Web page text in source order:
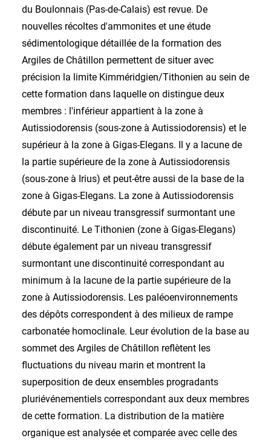
du Boulonnais (Pas-de-Calais) est revue. De
nouvelles récoltes d'ammonites et une étude
sédimentologique détaillée de la formation des
Argiles de Châtillon permettent de situer avec
précision la limite Kimméridgien/Tithonien au sein de
cette formation dans laquelle on distingue deux
membres : l'inférieur appartient à la zone à
Autissiodorensis (sous-zone à Autissiodorensis) et le
supérieur à la zone à Gigas-Elegans. Il y a lacune de
la partie supérieure de la zone à Autissiodorensis
(sous-zone à Irius) et peut-être aussi de la base de la
zone à Gigas-Elegans. La zone à Autissiodorensis
débute par un niveau transgressif surmontant une
discontinuité. Le Tithonien (zone à Gigas-Elegans)
débute également par un niveau transgressif
surmontant une discontinuité correspondant au
minimum à la lacune de la partie supérieure de la
zone à Autissiodorensis. Les paléoenvironnements
des dépôts correspondent à des milieux de rampe
carbonatée homoclinale. Leur évolution de la base au
sommet des Argiles de Châtillon reflètent les
fluctuations du niveau marin et montrent la
superposition de deux ensembles progradants
pluriévénementiels correspondant aux deux membres
de cette formation. La distribution de la matière
organique est analysée et comparée avec celle des